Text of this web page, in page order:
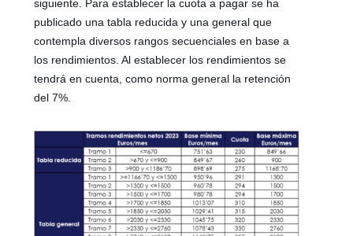
siguiente. Para establecer la cuota a pagar se ha
publicado una tabla reducida y una general que
contempla diversos rangos secuenciales en base a
los rendimientos. Al establecer los rendimientos se
tendrá en cuenta, como norma general la retención
del 7%.